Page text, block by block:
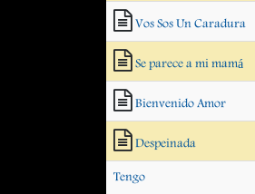
Vos Sos Un Caradura
Se parece a mi mamá
Bienvenido Amor
Despeinada
Tengo